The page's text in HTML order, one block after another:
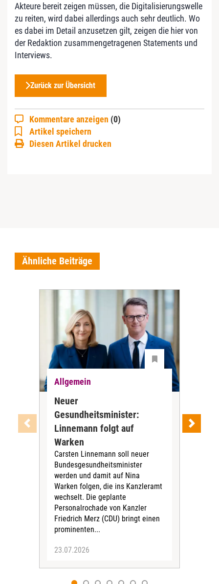
Akteure bereit zeigen müssen, die Digitalisierungswelle
zu reiten, wird dabei allerdings auch sehr deutlich. Wo
es dabei im Detail anzusetzen gilt, zeigen die hier von
der Redaktion zusammengetragenen Statements und
Interviews.
Zurück zur Übersicht
Kommentare anzeigen (0)
Artikel speichern
Diesen Artikel drucken
Ähnliche Beiträge
Allgemein
Neuer
Gesundheitsminister:
Linnemann folgt auf
Warken
Carsten Linnemann soll neuer
Bundesgesundheitsminister
werden und damit auf Nina
Warken folgen, die ins Kanzleramt
wechselt. Die geplante
Personalrochade von Kanzler
Friedrich Merz (CDU) bringt einen
prominenten...
23.07.2026